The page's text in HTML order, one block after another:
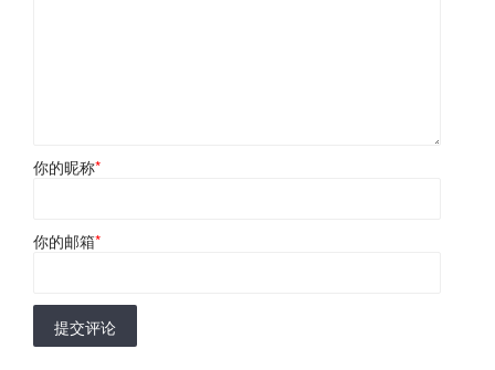
你的昵称*
你的邮箱*
提交评论